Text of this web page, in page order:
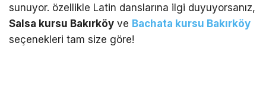
sunuyor. özellikle Latin danslarına ilgi duyuyorsanız,
Salsa kursu Bakırköy ve Bachata kursu Bakırköy
seçenekleri tam size göre!